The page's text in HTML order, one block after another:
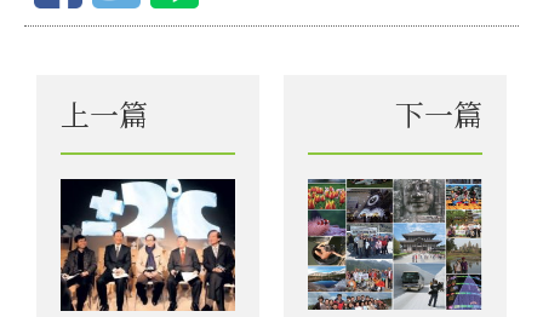
上一篇 下一篇